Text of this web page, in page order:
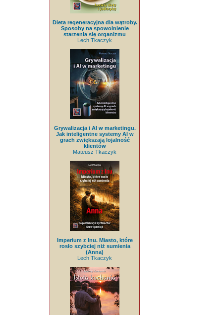
Dieta regeneracyjna dla wątroby.
Sposoby na spowolnienie
starzenia się organizmu
Lech Tkaczyk
Grywalizacja i AI w marketingu.
Jak inteligentne systemy AI w
grach zwiększają lojalność
klientów
Mateusz Tkaczyk
Imperium z lnu. Miasto, które
rosło szybciej niż sumienia
(Anna)
Lech Tkaczyk